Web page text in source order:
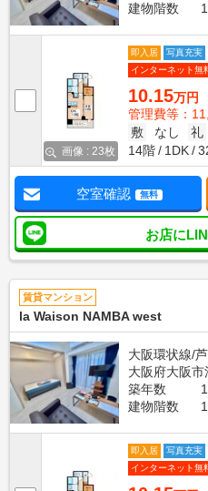
建物階数
画像 : 23枚
即入居 写真充実
インターネット無
10.15万円
管理費等：
敷
なし 礼
14階
1DK
空室確認 無料
お店に
賃貸マンション
la Waison NAMBA west
大阪環状線/
大阪府大阪市
築年数
建物階数
即入居 写真充実
インターネット無